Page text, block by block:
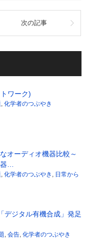
次の記事
ワーク)
化学者のつぶやき
オーディオ機器比較～
…
化学者のつぶやき 日常から
デジタル有機合成」発足
会告 化学者のつぶやき